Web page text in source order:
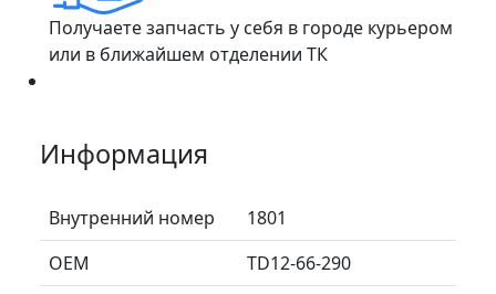
Получаете запчасть у себя в городе курьером
или в ближайшем отделении ТК
Информация
Внутренний номер
1801
ОЕМ
TD12-66-290